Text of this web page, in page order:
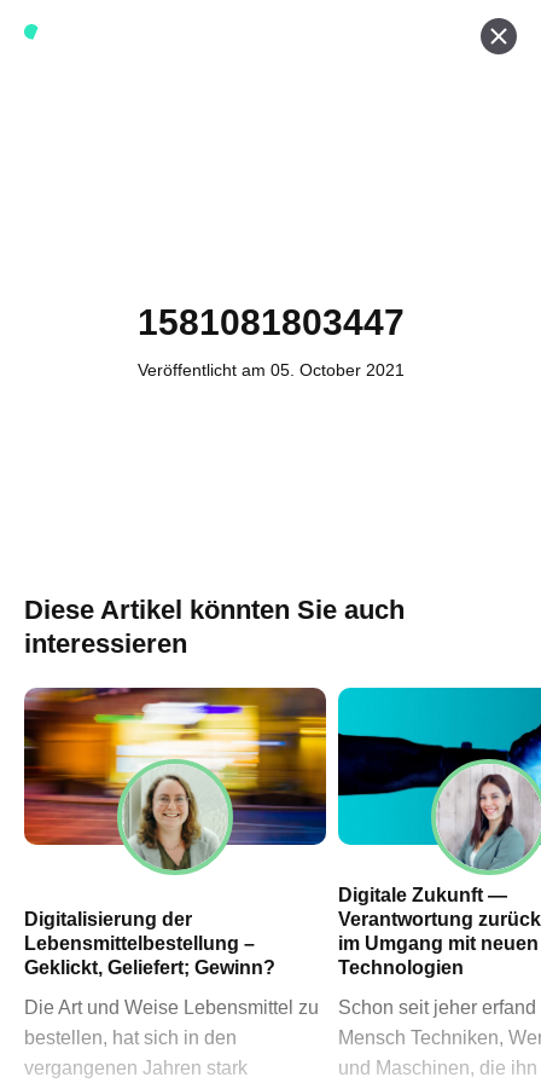
1581081803447
Veröffentlicht am 05. October 2021
Diese Artikel könnten Sie auch
interessieren
Digitalisierung der
Lebensmittelbestellung –
Geklickt, Geliefert; Gewinn?
Die Art und Weise Lebensmittel zu
bestellen, hat sich in den
vergangenen Jahren stark
Digitale Zukunft —
Verantwortung
im Umgang mit neuen
Technologien
Schon seit jeher erfand
Mensch Techniken,
und Maschinen, die
HN – Gymnasiumstraße 35
74072 Heilbronn
Datenschutzerklärung
Impressum